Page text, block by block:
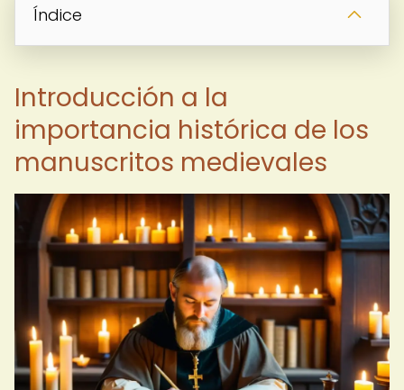
Índice
Introducción a la
importancia histórica de los
manuscritos medievales